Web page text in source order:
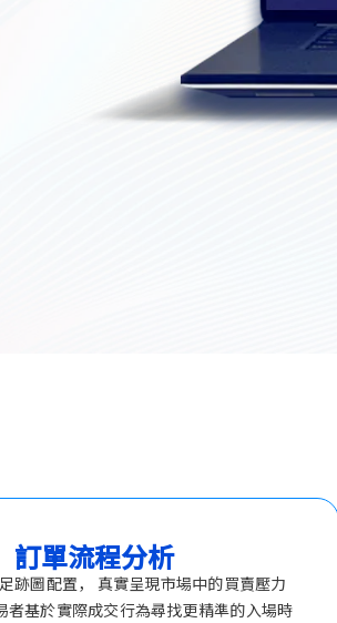
訂單流程分析
跡圖配置， 真實呈現市場中的買賣壓力
者基於實際成交行為尋找更精準的入場時